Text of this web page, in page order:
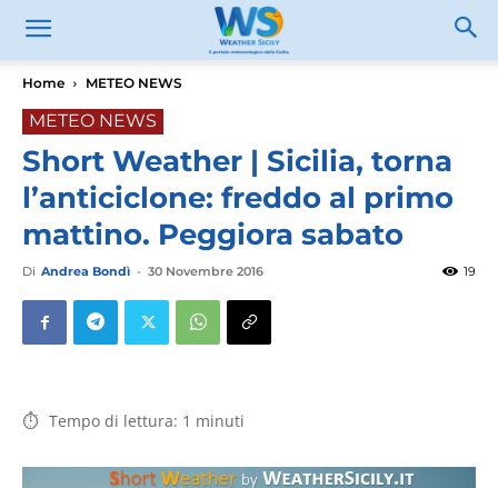
Home METEO NEWS
METEO NEWS
Short Weather | Sicilia, torna
l’anticiclone: freddo al primo
mattino. Peggiora sabato
Di Andrea Bondì - 30 Novembre 2016 19
Tempo di lettura: 1 minuti